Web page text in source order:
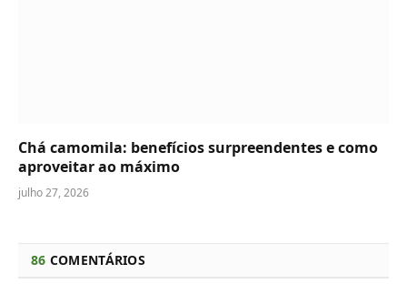
Chá camomila: benefícios surpreendentes e como
aproveitar ao máximo
julho 27, 2026
86 COMENTÁRIOS